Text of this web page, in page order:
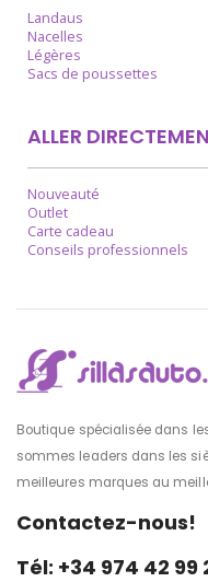
Landaus
Nacelles
Légères
Sacs de poussettes
ALLER
Nouveauté
Outlet
Carte cadeau
Conseils professionnels
Boutique spécialisée dans
sommes leaders dans les
meilleures marques au
Contactez-nous!
Tél: +34 974 42 99